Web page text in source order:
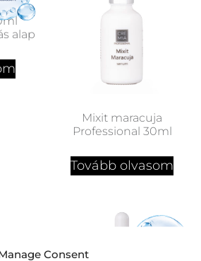
Consent
alap
Mixit maracuja
Professional 30ml
Tovább olvasom